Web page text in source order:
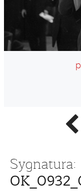
zdjęcie
Sygnatura: